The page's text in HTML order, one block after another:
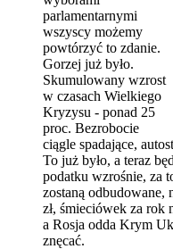
parlamentarnymi
wszyscy możemy
powtórzyć to zdanie.
Gorzej już było.
Skumulowany wzrost
w czasach Wielkiego
Kryzysu - ponad 25
proc. Bezrobocie
ciągle spadające,
To już było, a teraz
podatku wzrośnie, za
zostaną odbudowane,
zł, śmieciówek za
a Rosja odda Krym
znęcać.